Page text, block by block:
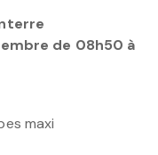
de 08h50 à
maxi